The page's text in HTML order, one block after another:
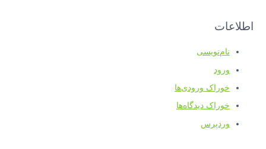
اطلاعات
نام‌نویسی
ورود
خوراک ورودی‌ها
خوراک دیدگاه‌ها
وردپرس